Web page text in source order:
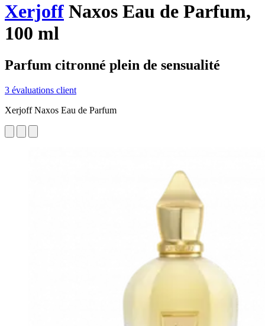
Xerjoff Naxos Eau de Parfum,
100 ml
Parfum citronné plein de sensualité
3 évaluations client
Xerjoff Naxos Eau de Parfum